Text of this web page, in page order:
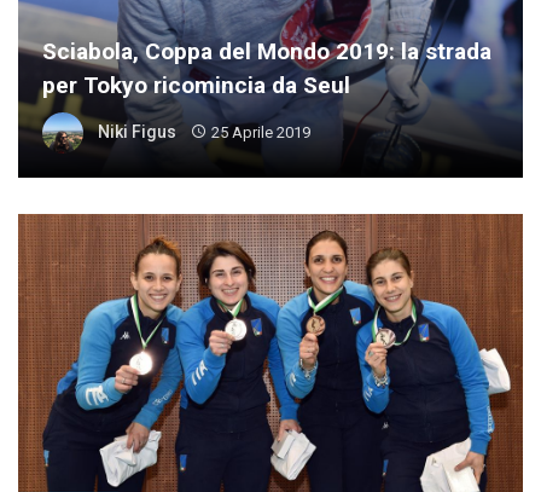
Sciabola, Coppa del Mondo 2019: la strada
per Tokyo ricomincia da Seul
Niki Figus 25 Aprile 2019